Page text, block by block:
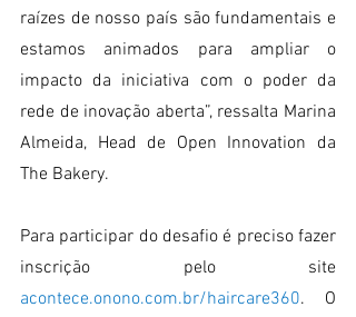
raízes de nosso país são fundamentais e
estamos animados para ampliar o
impacto da iniciativa com o poder da
rede de inovação aberta”, ressalta Marina
Almeida, Head de Open Innovation da
The Bakery.
Para participar do desafio é preciso fazer
acontece.onono.com.br/haircare360. O